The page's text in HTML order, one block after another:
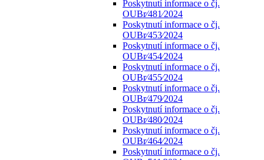
Poskytnutí informace o čj.
OUBr⁄481⁄2024
Poskytnutí informace o čj.
OUBr⁄453⁄2024
Poskytnutí informace o čj.
OUBr⁄454⁄2024
Poskytnutí informace o čj.
OUBr⁄455⁄2024
Poskytnutí informace o čj.
OUBr⁄479⁄2024
Poskytnutí informace o čj.
OUBr⁄480⁄2024
Poskytnutí informace o čj.
OUBr⁄464⁄2024
Poskytnutí informace o čj.